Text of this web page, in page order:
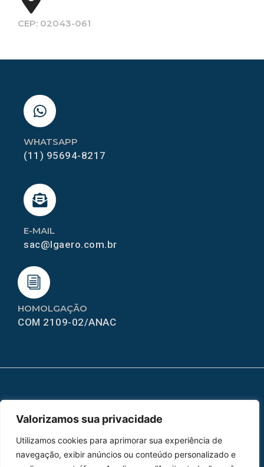
Valorizamos sua privacidade
Utilizamos cookies para aprimorar sua experiência de
navegação, exibir anúncios ou conteúdo personalizado e
CEP: 02043-061
HOMOLGAÇÃO
COM 2109-02/ANAC
E-MAIL
sac@lgaero.com.br
WHATSAPP
(11) 95694-8217
Home
Peças